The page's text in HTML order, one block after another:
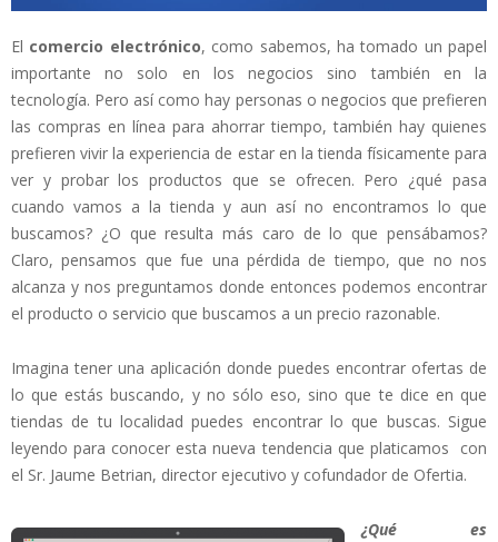
El comercio electrónico, como sabemos, ha tomado un papel
importante no solo en los negocios sino también en la
tecnología. Pero así como hay personas o negocios que prefieren
las compras en línea para ahorrar tiempo, también hay quienes
prefieren vivir la experiencia de estar en la tienda físicamente para
ver y probar los productos que se ofrecen. Pero ¿qué pasa
cuando vamos a la tienda y aun así no encontramos lo que
buscamos? ¿O que resulta más caro de lo que pensábamos?
Claro, pensamos que fue una pérdida de tiempo, que no nos
alcanza y nos preguntamos donde entonces podemos encontrar
el producto o servicio que buscamos a un precio razonable.
Imagina tener una aplicación donde puedes encontrar ofertas de
lo que estás buscando, y no sólo eso, sino que te dice en que
tiendas de tu localidad puedes encontrar lo que buscas. Sigue
leyendo para conocer esta nueva tendencia que platicamos con
el Sr. Jaume Betrian, director ejecutivo y cofundador de Ofertia.
¿Qué es